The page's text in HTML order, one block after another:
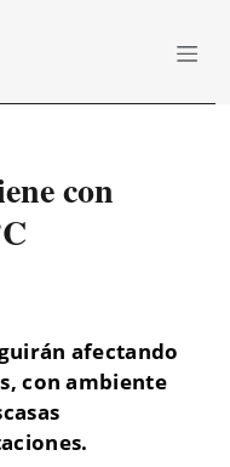
con
afectando
con ambiente